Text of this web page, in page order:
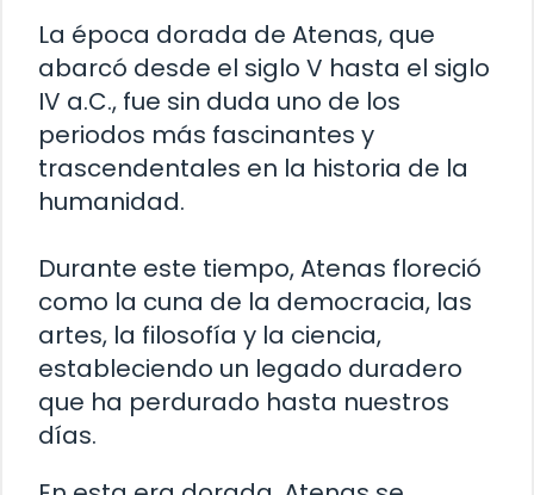
La época dorada de Atenas, que
abarcó desde el siglo V hasta el siglo
IV a.C., fue sin duda uno de los
periodos más fascinantes y
trascendentales en la historia de la
humanidad.
Durante este tiempo, Atenas floreció
como la cuna de la democracia, las
artes, la filosofía y la ciencia,
estableciendo un legado duradero
que ha perdurado hasta nuestros
días.